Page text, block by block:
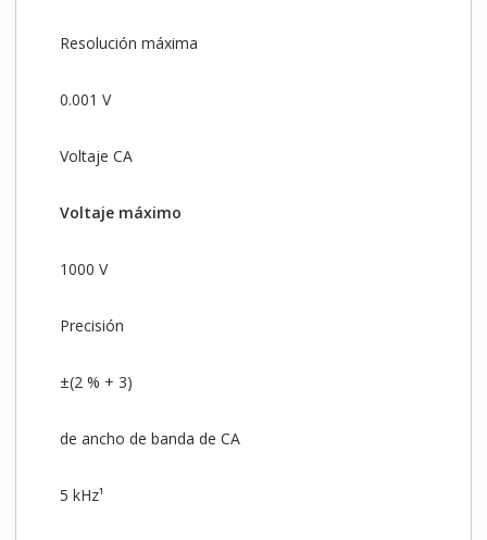
Resolución máxima
0.001 V
Voltaje CA
Voltaje máximo
1000 V
Precisión
±(2 % + 3)
de ancho de banda de CA
5 kHz¹